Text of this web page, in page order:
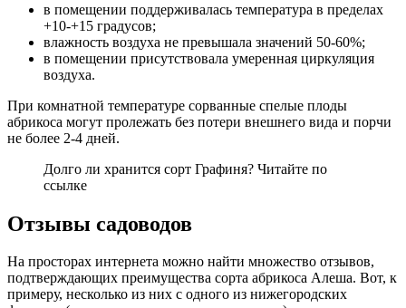
в помещении поддерживалась температура в пределах
+10-+15 градусов;
влажность воздуха не превышала значений 50-60%;
в помещении присутствовала умеренная циркуляция
воздуха.
При комнатной температуре сорванные спелые плоды
абрикоса могут пролежать без потери внешнего вида и порчи
не более 2-4 дней.
Долго ли хранится сорт Графиня? Читайте по
ссылке
Отзывы садоводов
На просторах интернета можно найти множество отзывов,
подтверждающих преимущества сорта абрикоса Алеша. Вот, к
примеру, несколько из них с одного из нижегородских